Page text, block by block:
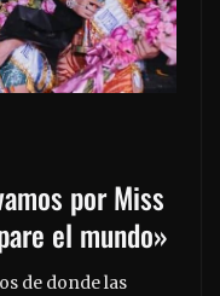
por Miss
el mundo»
de donde las